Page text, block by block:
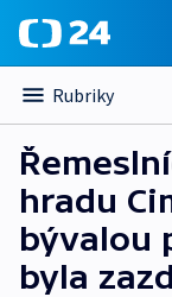
Rubriky
hradu
bývalou
byla